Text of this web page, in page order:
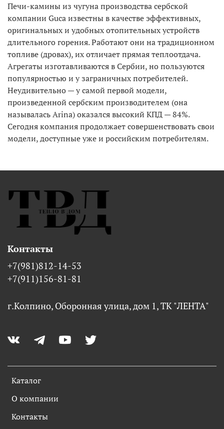
Печи-камины из чугуна производства сербской
компании Guca известны в качестве эффективных,
оригинальных и удобных отопительных устройств
длительного горения. Работают они на традиционном
топливе (дровах), их отличает прямая теплоотдача.
Агрегаты изготавливаются в Сербии, но пользуются
популярностью и у заграничных потребителей.
Неудивительно — у самой первой модели,
произведенной сербским производителем (она
называлась Arina) оказался высокий КПД — 84%.
Сегодня компания продолжает совершенствовать свои
модели, доступные уже и российским потребителям.
Каталог
О компании
Контакты
Контакты
+7(981)812-14-53
+7(911)156-81-81
г.Колпино, Оборонная улица, дом 1, ТК "ЛЕНТА"